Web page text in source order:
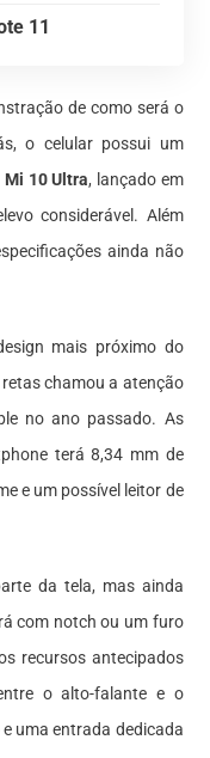
11
de como será o
o celular possui um
Mi 10 Ultra, lançado em
considerável. Além
ainda não
mais próximo do
chamou a atenção
no ano passado. As
terá 8,34 mm de
e um possível leitor de
da tela, mas ainda
com notch ou um furo
recursos antecipados
o alto-falante e o
uma entrada dedicada